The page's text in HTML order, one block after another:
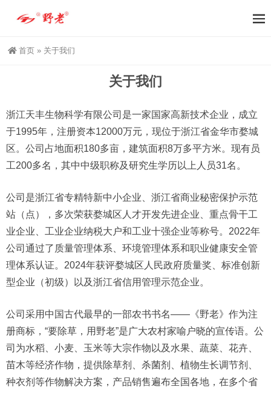
首页 » 关于我们
关于我们
浙江天丰生物科学有限公司是一家国家高新技术企业，成立
于1995年，注册资本12000万元，现位于浙江省金华市婺城
区。公司占地面积180多亩，建筑面积8万多平方米。现有员
工200多名，其中中级职称及研究生学历以上人员31名。
公司是浙江省专精特新中小企业、浙江省商业秘密保护示范
站（点），多次荣获婺城区人才开发先进企业、重点骨干工
业企业、工业企业纳税大户和工业十强企业等称号。2022年
公司通过了质量管理体系、环境管理体系和职业健康安全管
理体系认证。2024年获评婺城区人民政府质量奖、标准创新
型企业（初级）以及浙江省信用管理示范企业。
公司采用中国古代最早的一部农书书名——《野老》作为注
册商标，“要除草，用野老”是广大农村家喻户晓的宣传语。公
司为水稻、小麦、玉米等大宗作物以及水果、蔬菜、花卉、
苗木等经济作物，提供除草剂、杀菌剂、植物生长调节剂、
种衣剂等作物解决方案，产品销售遍布全国各地，在多个省